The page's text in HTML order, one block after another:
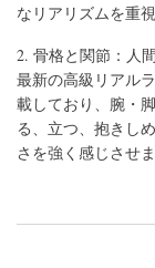
なリアリズムを重
2. 骨格と関節：人
最新の高級リアル
載しており、腕・
る、立つ、抱きし
さを強く感じさせま
about What is the most